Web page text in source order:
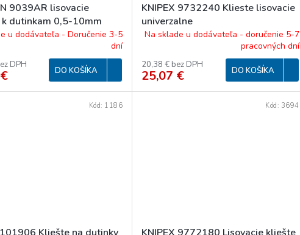
9039AR lisovacie
dutinkam 0,5-10mm
u dodávateľa - Doručenie 3-5
dní
DPH
DO KOŠÍKA
KNIPEX 9732240 Klieste lisovacie
univerzalne
Na sklade u dodávateľa - doručenie 5-7
pracovných dní
20,38 € bez DPH
25,07 € DO KOŠÍKA
Kliešte na dutinky
Kód: 1186
KNIPEX 9772180 Lisovacie kliešte
Kód: 3694